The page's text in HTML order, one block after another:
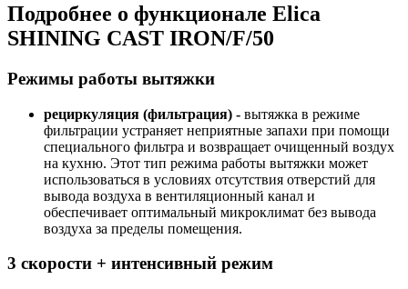
Подробнее о функционале Elica
SHINING CAST IRON/F/50
Режимы работы вытяжки
рециркуляция (фильтрация) - вытяжка в режиме
фильтрации устраняет неприятные запахи при помощи
специального фильтра и возвращает очищенный воздух
на кухню. Этот тип режима работы вытяжки может
использоваться в условиях отсутствия отверстий для
вывода воздуха в вентиляционный канал и
обеспечивает оптимальный микроклимат без вывода
воздуха за пределы помещения.
3 скорости + интенсивный режим